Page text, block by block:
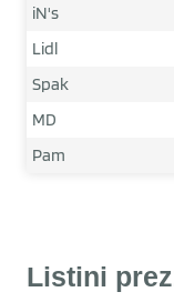
iN's
Lidl
Spak
MD
Pam
Listini